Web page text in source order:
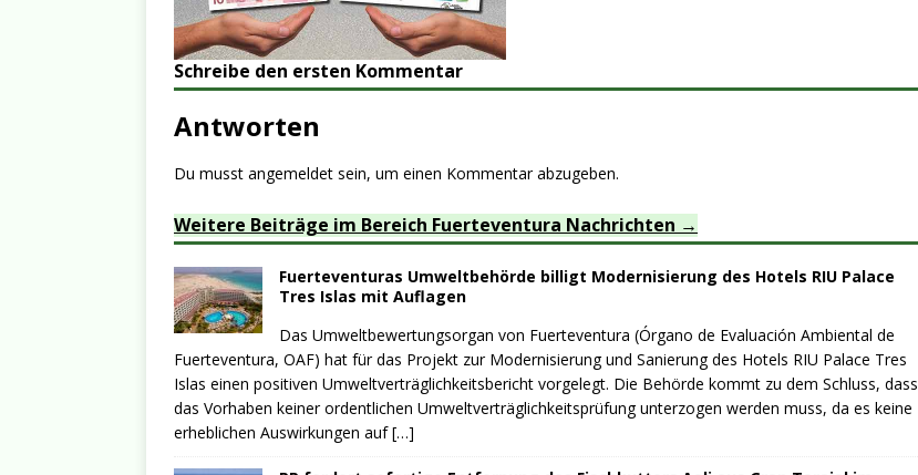
Schreibe den ersten Kommentar
Antworten
Du musst angemeldet sein, um einen Kommentar abzugeben.
Weitere Beiträge im Bereich Fuerteventura Nachrichten
Fuerteventuras Umweltbehörde billigt Modernisierung des Hotels RIU Palace
Tres Islas mit Auflagen
Das Umweltbewertungsorgan von Fuerteventura (Órgano de Evaluación Ambiental de
Fuerteventura, OAF) hat für das Projekt zur Modernisierung und Sanierung des Hotels RIU Palace Tres
Islas einen positiven Umweltverträglichkeitsbericht vorgelegt. Die Behörde kommt zu dem Schluss, dass
das Vorhaben keiner ordentlichen Umweltverträglichkeitsprüfung unterzogen werden muss, da es keine
erheblichen Auswirkungen auf[…]